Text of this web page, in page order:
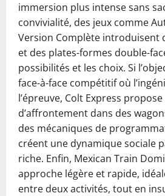
immersion plus intense sans
convivialité, des jeux comme
Version Complète introduisent
et des plates-formes double-
possibilités et les choix. Si
face-à-face compétitif où
l’épreuve, Colt Express
d’affrontement dans des
des mécaniques de
créent une dynamique sociale
riche. Enfin, Mexican Train
approche légère et rapide,
entre deux activités, tout en